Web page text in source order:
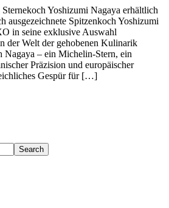
Yoshizumi Nagaya erhältlich
ausgezeichnete Spitzenkoch Yoshizumi
in seine exklusive Auswahl
der Welt der gehobenen Kulinarik
Nagaya – ein Michelin-Stern, ein
Präzision und europäischer
Gespür für […]
Search